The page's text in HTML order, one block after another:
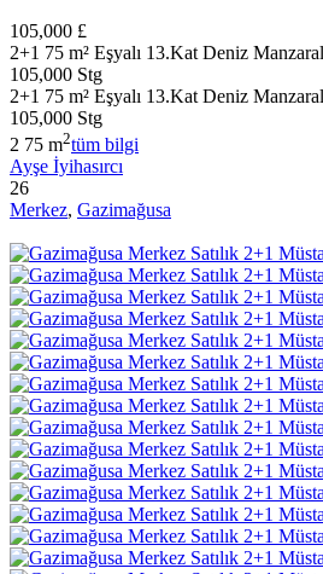
105,000 £
2+1 75 m² Eşyalı 13.Kat Deniz
105,000 Stg
2+1 75 m² Eşyalı 13.Kat Deniz
105,000 Stg
2 75 m2tüm bilgi
Ayşe İyihasırcı
26
Merkez, Gazimağusa